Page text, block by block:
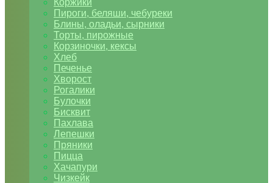
Коржики
Пироги, беляши, чебуреки
Блины, оладьи, сырники
Торты, пирожные
Корзиночки, кексы
Хлеб
Печенье
Хворост
Рогалики
Булочки
Бисквит
Пахлава
Лепешки
Пряники
Пицца
Хачапури
Чизкейк